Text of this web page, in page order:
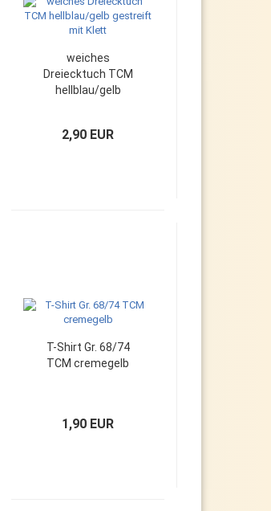
weiches
Dreiecktuch TCM
hellblau/gelb
2,90 EUR
T-Shirt Gr. 68/74
TCM cremegelb
1,90 EUR